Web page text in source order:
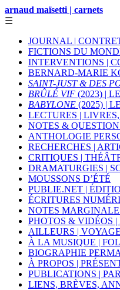
arnaud maïsetti | carnets
☰
JOURNAL |
FICTIONS DU
INTERVENTIONS |
BERNARD-MARIE
SAINT-JUST & DES
BRÛLÉ VIF (2023) |
BABYLONE (2025) |
LECTURES |
NOTES &
ANTHOLOGIE
RECHERCHES |
CRITIQUES |
DRAMATURGIES |
MOUSSONS D’ÉTÉ
PUBLIE.NET |
ÉCRITURES
NOTES
PHOTOS & VIDÉOS |
AILLEURS |
À LA MUSIQUE |
BIOGRAPHIE
À PROPOS |
PUBLICATIONS |
LIENS, BRÈVES,